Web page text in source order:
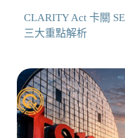
CLARITY Act 卡關
三大重點解析